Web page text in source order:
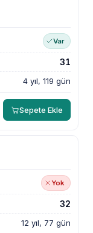
Var
4 yıl, 119 gün
31
Sepete Ekle
Yok
12 yıl, 77 gün
32